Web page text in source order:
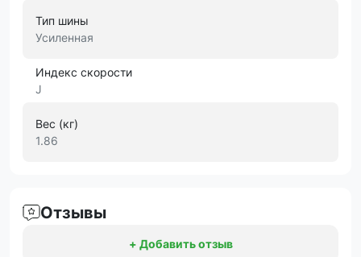
Тип шины
Усиленная
Индекс скорости
J
Вес (кг)
1.86
Отзывы
+ Добавить отзыв